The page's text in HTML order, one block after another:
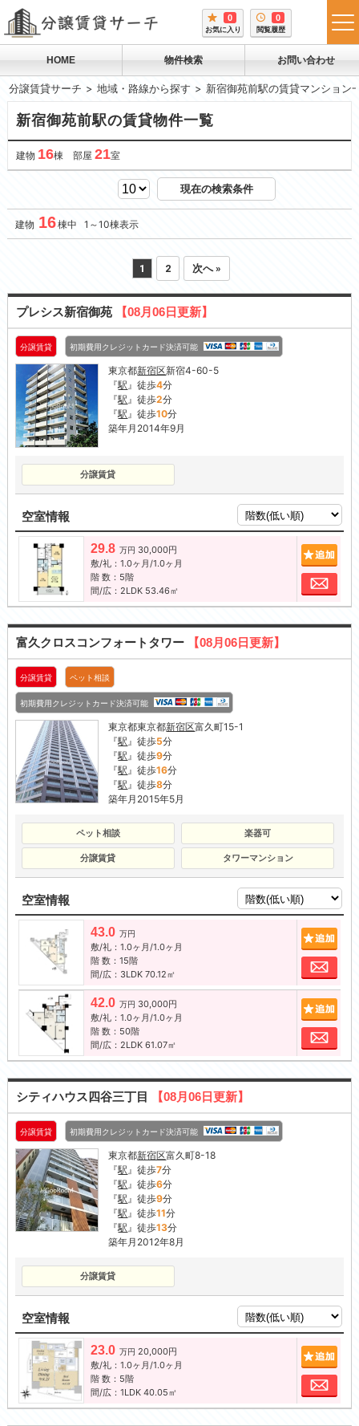
0
お気に入り
0
閲覧履歴
HOME 物件検索 お問い合わせ
分譲賃貸サーチ 地域・路線から探す 新宿御苑前駅の賃貸マンション
新宿御苑前駅の賃貸物件一覧
建物 16棟 部屋 21室
現在の検索条件
建物 16棟中 1～10棟表示
1 2 次へ »
プレシス新宿御苑 【08月06日更新】
分譲賃貸 初期費用クレジットカード決済可能
東京都新宿区新宿4-60-5
『駅』徒歩4分
『駅』徒歩2分
『駅』徒歩10分
築年月2014年9月
分譲賃貸
空室情報
29.8 万円 30,000円
敷/礼：1.0ヶ月/1.0ヶ月
階 数：5階
間/広：2LDK 53.46㎡
お
富久クロスコンフォートタワー 【08月06日更新】
分譲賃貸 ペット相談
初期費用クレジットカード決済可能
東京都東京都新宿区富久町15-1
『駅 』徒歩5分
『駅 』徒歩9分
『駅 』徒歩16分
『駅 』徒歩8分
築年月2015年5月
ペット相談 楽器可
分譲賃貸 タワーマンション
空室情報
43.0 万円
敷/礼：1.0ヶ月/1.0ヶ月
階 数：15階
間/広：3LDK 70.12㎡
お
42.0 万円 30,000円
敷/礼：1.0ヶ月/1.0ヶ月
階 数：50階
間/広：2LDK 61.07㎡
お
シティハウス四谷三丁目 【08月06日更新】
分譲賃貸 初期費用クレジットカード決済可能
東京都新宿区富久町8-18
『駅 』徒歩7分
『駅 』徒歩6分
『駅 』徒歩9分
『駅 』徒歩11分
『駅 』徒歩13分
築年月2012年8月
分譲賃貸
空室情報
23.0 万円 20,000円
敷/礼：1.0ヶ月/1.0ヶ月
階 数：5階
間/広：1LDK 40.05㎡
お